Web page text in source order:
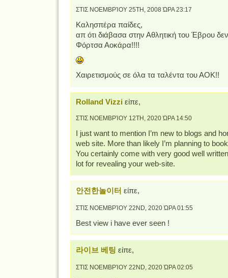
ΣΤΙΣ ΝΟΕΜΒΡΊΟΥ 25TH, 2008 ΏΡΑ 23:17
Καλησπέρα παίδες,
απ ότι διάβασα στην Αθλητική του Έβρου
Φόρτσα Αοκάρα!!!!
Χαιρετισμούς σε όλα τα ταλέντα του ΑΟΚ!!
Rolland Vizzi είπε,
ΣΤΙΣ ΝΟΕΜΒΡΊΟΥ 12TH, 2020 ΏΡΑ 14:50
I just want to mention I’m new to blogs and
web site. More than likely I’m planning to
You certainly come with very good well
lot for revealing your web-site.
안전한놀이터 είπε,
ΣΤΙΣ ΝΟΕΜΒΡΊΟΥ 22ND, 2020 ΏΡΑ 01:55
Best view i have ever seen !
라이브 베팅 είπε,
ΣΤΙΣ ΝΟΕΜΒΡΊΟΥ 22ND, 2020 ΏΡΑ 02:05